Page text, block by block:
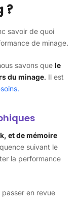
?
savoir de quoi
de minage.
savons quele
du minage. Il est
et de mémoire
suivant le
la performance
en revue